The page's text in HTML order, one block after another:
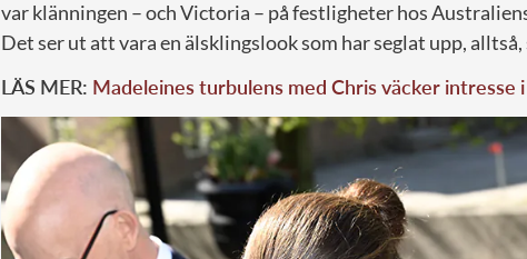
var klänningen – och Victoria – på festligheter hos
Det ser ut att vara en älsklingslook som har seglat upp,
LÄS MER: Madeleines turbulens med Chris väcker intresse